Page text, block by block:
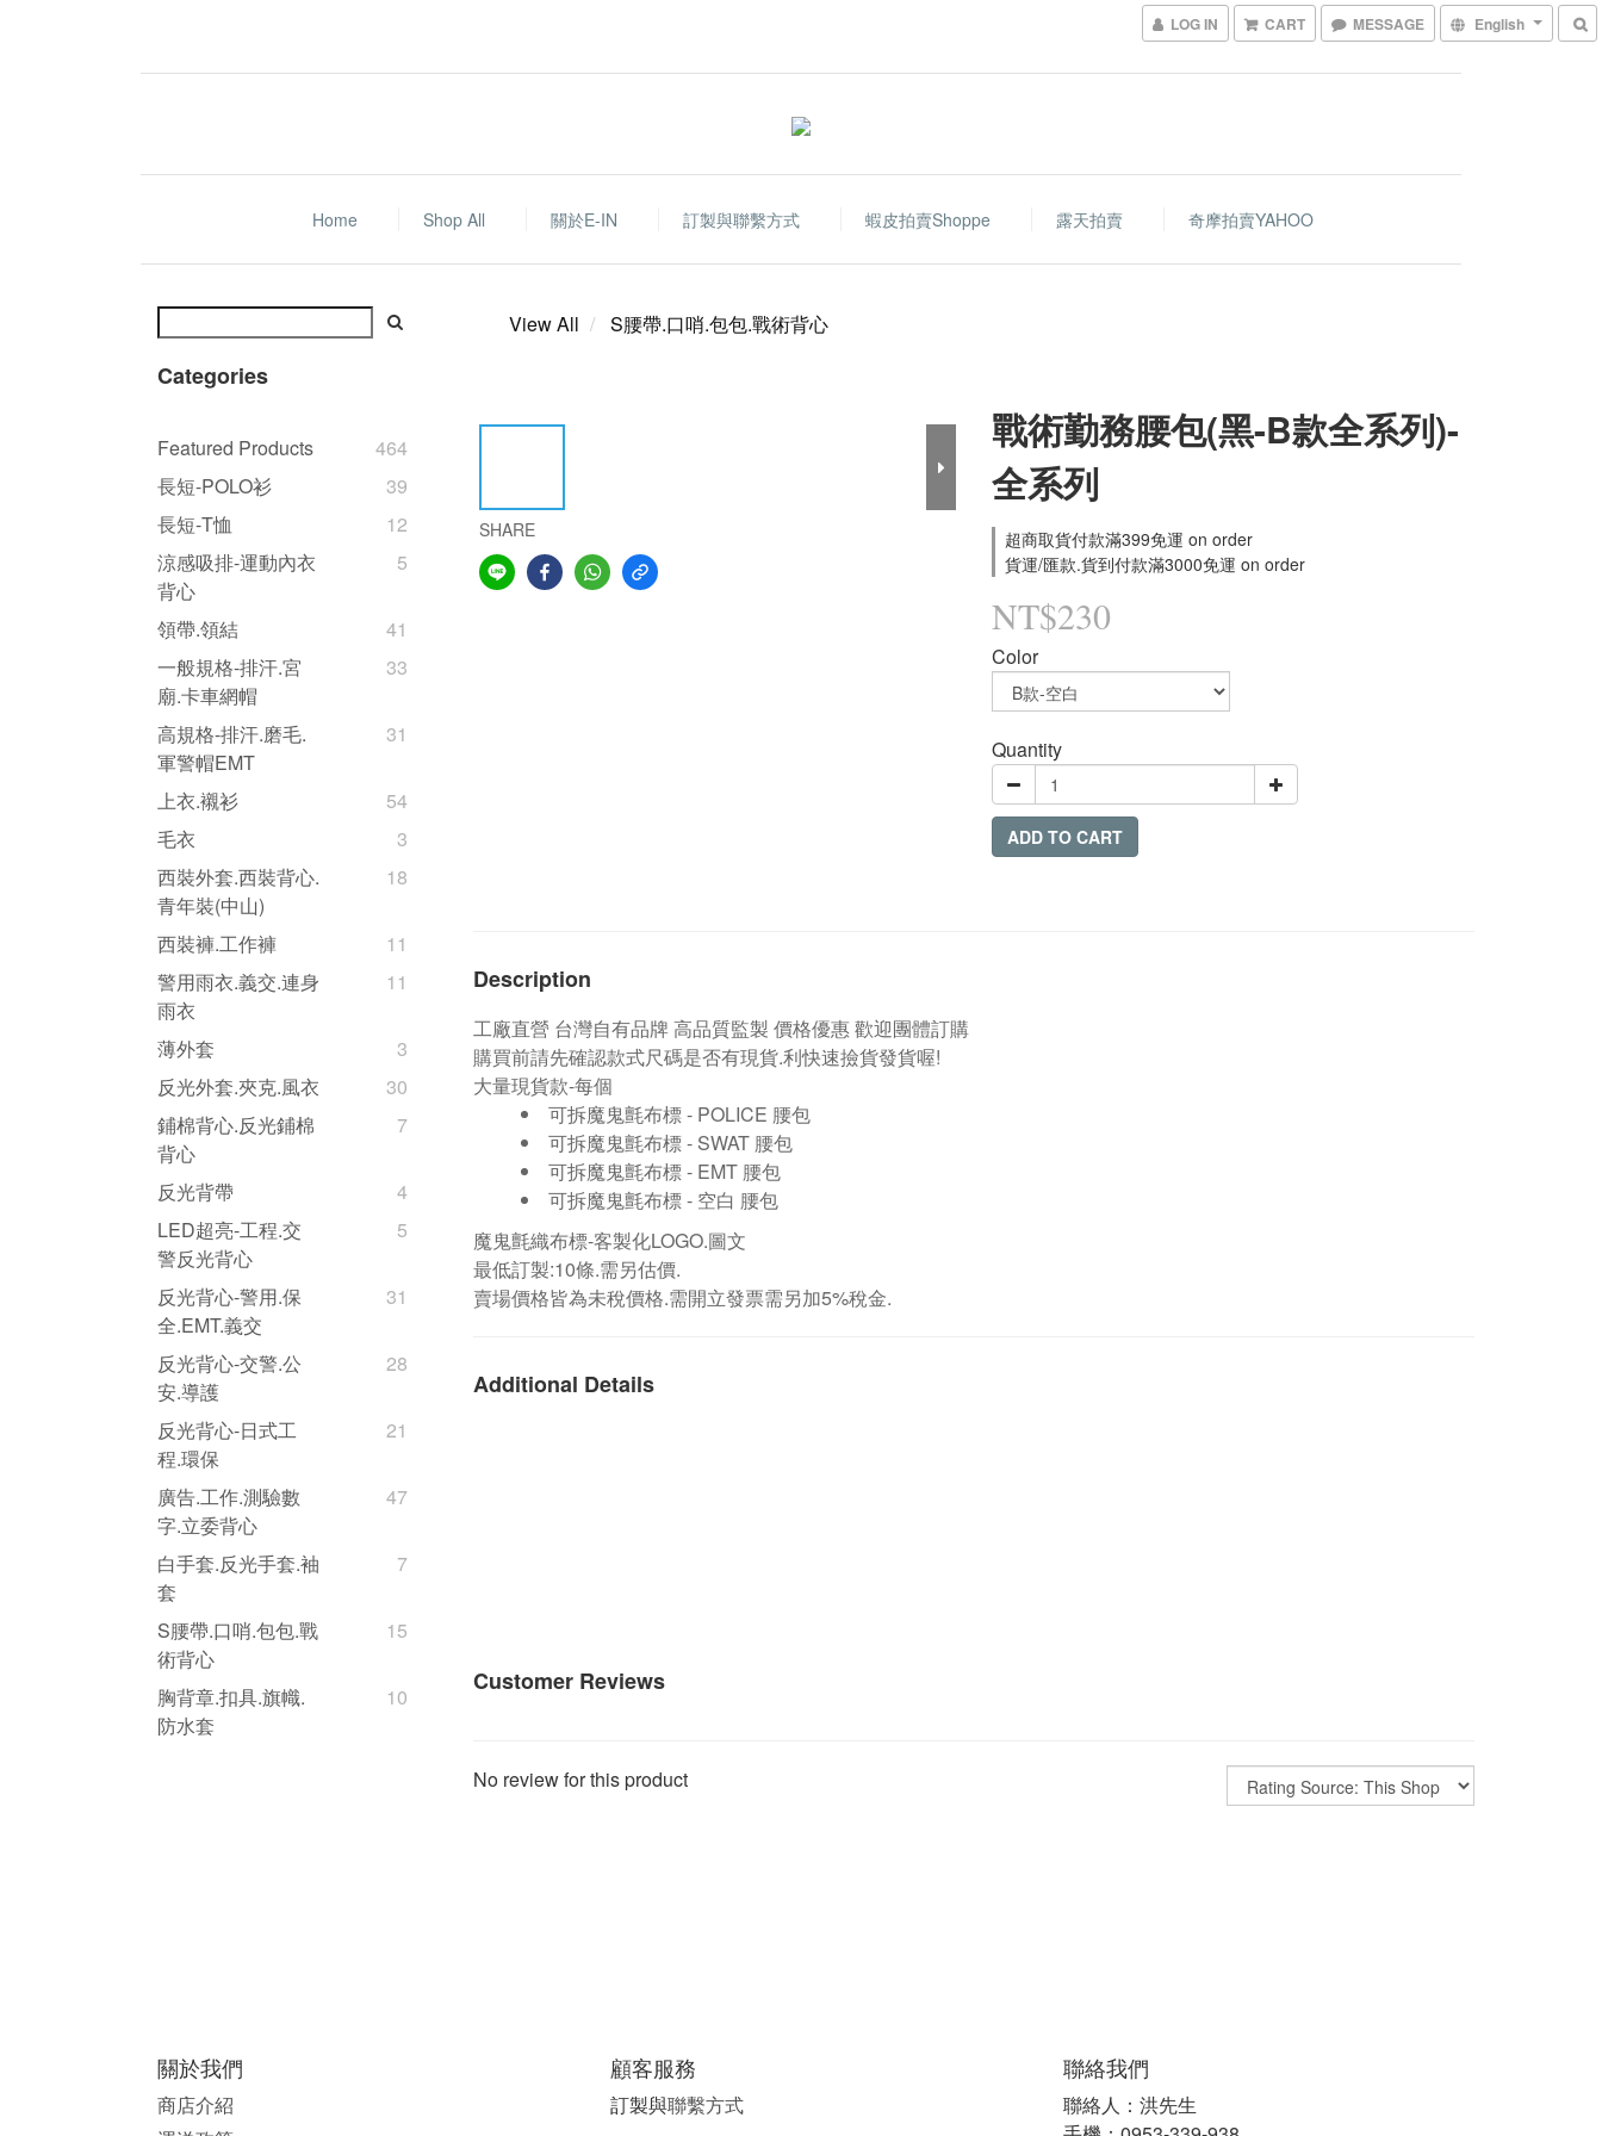
LOG IN CART MESSAGE English
Home Shop All 關於E-IN 訂製與聯繫方式 蝦皮拍賣shoppe 露天拍賣 奇摩拍賣YAHOO
Categories
Featured Products
464
長短-POLO衫
39
長短-T恤
12
涼感吸排-運動內衣
背心
5
領帶.領結
41
一般規格-排汗.宮
廟.卡車網帽
33
高規格-排汗.磨毛.
軍警帽EMT
31
上衣.襯衫
54
毛衣
3
西裝外套.西裝背心.
青年裝(中山)
18
西裝褲.工作褲
11
警用雨衣.義交.連身
雨衣
11
薄外套
3
反光外套.夾克.風衣
30
鋪棉背心.反光鋪棉
背心
7
反光背帶
4
LED超亮-工程.交
警反光背心
5
反光背心-警用.保
全.EMT.義交
31
反光背心-交警.公
安.導護
28
反光背心-日式工
程.環保
21
廣告.工作.測驗數
字.立委背心
47
白手套.反光手套.袖
套
7
S腰帶.口哨.包包.戰
術背心
15
胸背章.扣具.旗幟.
防水套
10
View All S腰帶.口哨.包包.戰術背心
SHARE
戰術勤務腰包(黑-B款全系列)-
全系列
超商取貨付款滿399免運 on order
貨運/匯款.貨到付款滿3000免運 on order
NT$230
Color
Quantity
ADD TO CART
Description
工廠直營 台灣自有品牌 高品質監製 價格優惠 歡迎團體訂購
購買前請先確認款式尺碼是否有現貨.利快速撿貨發貨喔!
大量現貨款-每個
可拆魔鬼氈布標 - POLICE 腰包
可拆魔鬼氈布標 - SWAT 腰包
可拆魔鬼氈布標 - EMT 腰包
可拆魔鬼氈布標 - 空白 腰包
魔鬼氈織布標-客製化LOGO.圖文
最低訂製:10條.需另估價.
賣場價格皆為未稅價格.需開立發票需另加5%稅金.
Additional Details
Customer Reviews
No review for this product
關於我們
商店介紹
顧客服務
訂製與聯繫方式
聯絡我們
聯絡人：洪先生